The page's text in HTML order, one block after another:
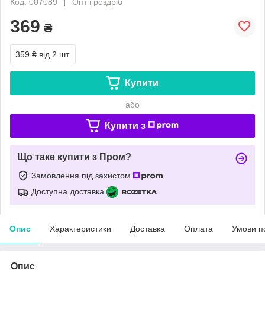
369 ₴
359 ₴ від 2 шт.
Купити
або
Купити з
Що таке купити з Пром?
Замовлення під захистом
Доступна доставка
Опис Характеристики Доставка Оплата Умови
Опис